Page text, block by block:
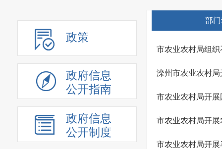
政策
政府信息
公开指南
政府信息
公开制度
部
市农业农村局组
滦州市农业农村
市农业农村局开
市农业农村局开
市农业农村局开